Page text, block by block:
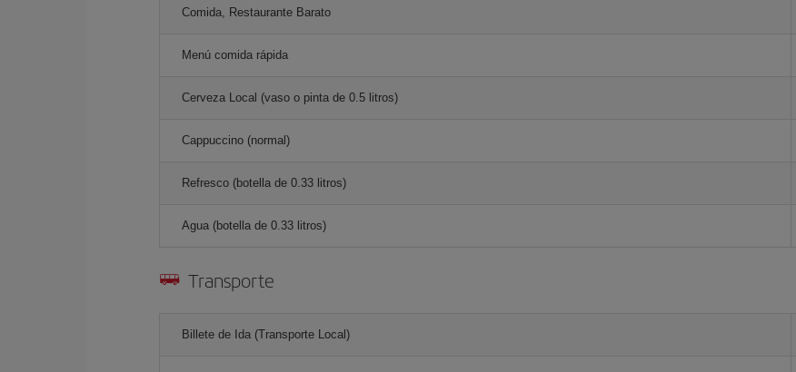
Comida, Restaurante Barato
Menú comida rápida
Cerveza Local (vaso o pinta de 0.5 litros)
Cappuccino (normal)
Refresco (botella de 0.33 litros)
Agua (botella de 0.33 litros)
Transporte
Billete de Ida (Transporte Local)